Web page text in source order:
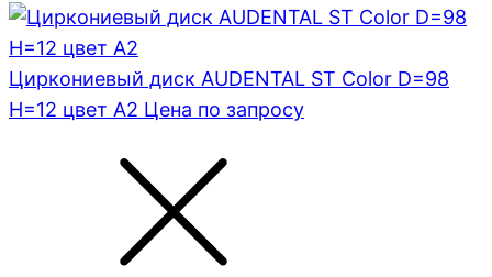
Циркониевый диск AUDENTAL ST Color D=98
H=12 цвет A2 Цена по запросу